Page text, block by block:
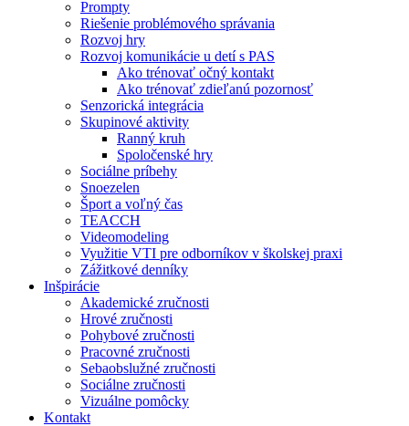
Prompty
Riešenie problémového správania
Rozvoj hry
Rozvoj komunikácie u detí s PAS
Ako trénovať očný kontakt
Ako trénovať zdieľanú pozornosť
Senzorická integrácia
Skupinové aktivity
Ranný kruh
Spoločenské hry
Sociálne príbehy
Snoezelen
Šport a voľný čas
TEACCH
Videomodeling
Využitie VTI pre odborníkov v školskej praxi
Zážitkové denníky
Inšpirácie
Akademické zručnosti
Hrové zručnosti
Pohybové zručnosti
Pracovné zručnosti
Sebaobslužné zručnosti
Sociálne zručnosti
Vizuálne pomôcky
Kontakt